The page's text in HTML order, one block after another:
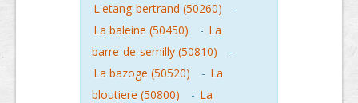
L'etang-bertrand (50260)
-
La baleine (50450)
- La
barre-de-semilly (50810)
-
La bazoge (50520)
- La
bloutiere (50800)
- La